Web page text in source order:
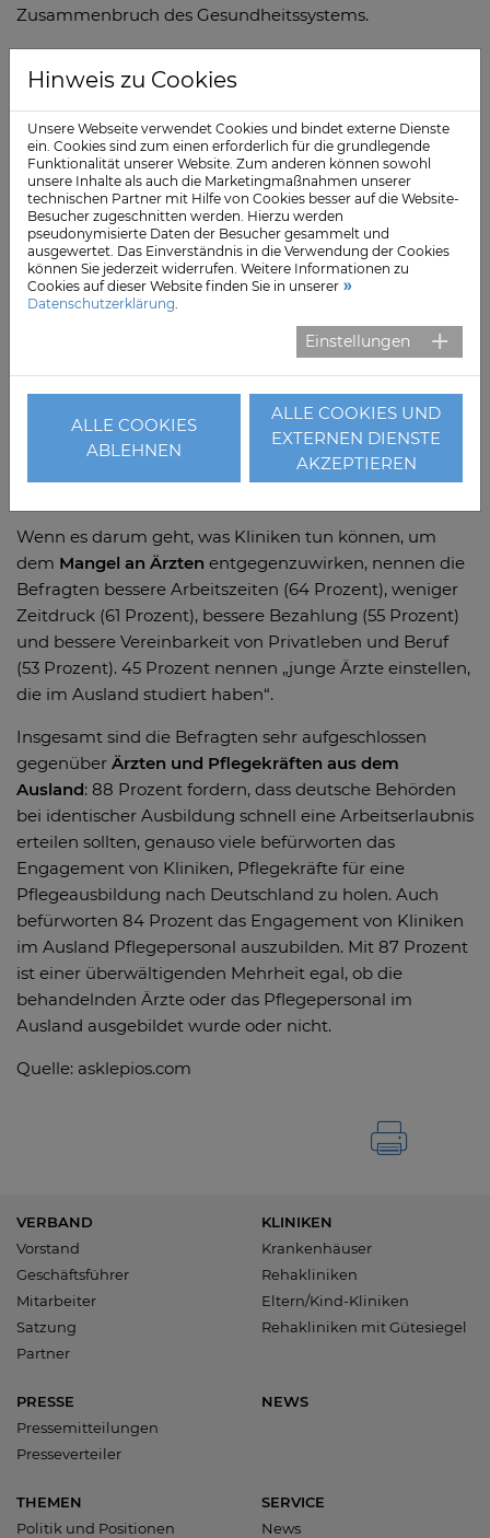
Zusammenbruch des Gesundheitssystems.
Personalmangels für die deutschen Krankenhäuser klar
erkannt“, sagt Kai Hankeln, CEO der Asklepios Kliniken
GmbH & Co. KGaA. „Es scheint sogar, als sei das
Verständnis der Bürger für die Situation hier besser
entwickelt als bei manchem Kassenfunktionär“, so
Hankeln weiter.
Wenn es um die Behebung der Personalknappheit
geht, sagen 66 Prozent der Befragten, Kostenträger
und Entscheider sollten die
unterstützen bzw. bezuschussen. 62
Prozent fordern, dass mehr Geld in die stationäre
Versorgung investiert wird, 60 Prozent wollen das
Pflegepersonal von weniger qualifizierten Tätigkeiten
entlasten und 58 Prozent wollen Bürokratie abbauen.
Mehr als jeder Dritte wünscht Unterstützung bei der
Wenn es darum geht, was Kliniken tun können, um
dem Mangel an Ärzten entgegenzuwirken, nennen die
Befragten bessere Arbeitszeiten (64 Prozent), weniger
Zeitdruck (61 Prozent), bessere Bezahlung (55 Prozent)
und bessere Vereinbarkeit von Privatleben und Beruf
(53 Prozent). 45 Prozent nennen „junge Ärzte einstellen,
die im Ausland studiert haben“.
Insgesamt sind die Befragten sehr aufgeschlossen
gegenüber Ärzten und Pflegekräften aus dem
Ausland: 88 Prozent fordern, dass deutsche Behörden
bei identischer Ausbildung schnell eine Arbeitserlaubnis
erteilen sollten, genauso viele befürworten das
Engagement von Kliniken, Pflegekräfte für eine
Pflegeausbildung nach Deutschland zu holen. Auch
befürworten 84 Prozent das Engagement von Kliniken
im Ausland Pflegepersonal auszubilden. Mit 87 Prozent
ist einer überwältigenden Mehrheit egal, ob die
behandelnden Ärzte oder das Pflegepersonal im
Ausland ausgebildet wurde oder nicht.
Quelle: asklepios.com
VERBAND
Vorstand
Geschäftsführer
Mitarbeiter
Satzung
Partner
KLINIKEN
Krankenhäuser
Rehakliniken
Eltern/Kind-Kliniken
Rehakliniken mit Gütesiegel
PRESSE
Pressemitteilungen
Presseverteiler
NEWS
THEMEN
Politik und Positionen
SERVICE
News
Hinweis zu Cookies
Unsere Webseite verwendet Cookies und bindet externe Dienste
ein. Cookies sind zum einen erforderlich für die grundlegende
Funktionalität unserer Website. Zum anderen können sowohl
unsere Inhalte als auch die Marketingmaßnahmen unserer
technischen Partner mit Hilfe von Cookies besser auf die Website-
Besucher zugeschnitten werden. Hierzu werden
pseudonymisierte Daten der Besucher gesammelt und
ausgewertet. Das Einverständnis in die Verwendung der Cookies
können Sie jederzeit widerrufen. Weitere Informationen zu
Cookies auf dieser Website finden Sie in unserer
Datenschutzerklärung
Einstellungen
ALLE COOKIES
ABLEHNEN
ALLE COOKIES UND
EXTERNEN DIENSTE
AKZEPTIEREN